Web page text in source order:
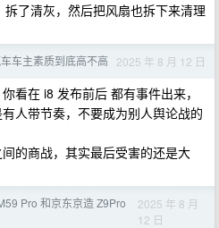
了清灰，然后把风扇也拆下来清理
车主素质到底高不高 2025 年 8 月 12 日
看在 i8 发布前后 都有事件出来，
人带节奏，不要成为别人舆论战的
的商战，其实最后受害的还是大
Pro 和京东京造 Z9Pro
2025 年 8 月
12 日